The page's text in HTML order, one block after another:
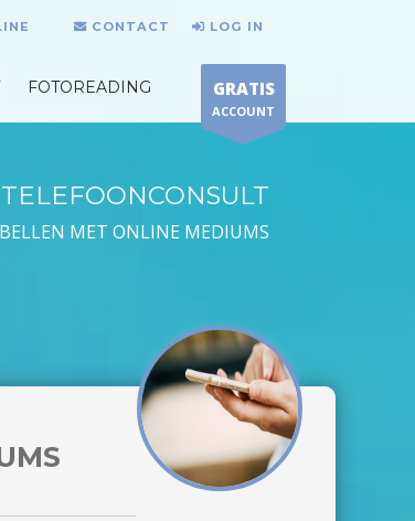
CONTACT LOG IN
FOTOREADING GRATIS
ACCOUNT
BELLEN MET ONLINE MEDIUMS